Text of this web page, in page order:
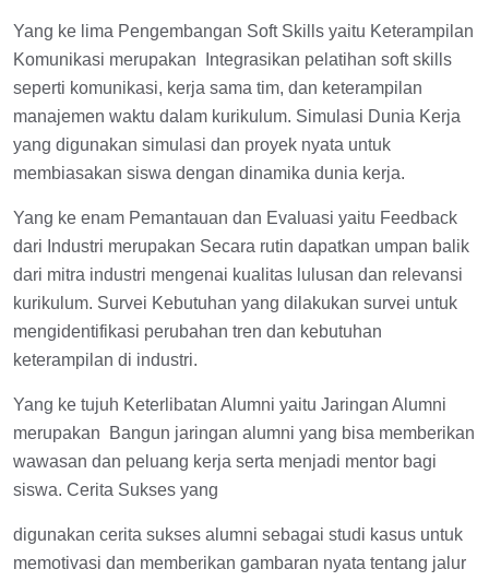
Yang ke lima Pengembangan Soft Skills yaitu Keterampilan
Komunikasi merupakan Integrasikan pelatihan soft skills
seperti komunikasi, kerja sama tim, dan keterampilan
manajemen waktu dalam kurikulum. Simulasi Dunia Kerja
yang digunakan simulasi dan proyek nyata untuk
membiasakan siswa dengan dinamika dunia kerja.
Yang ke enam Pemantauan dan Evaluasi yaitu Feedback
dari Industri merupakan Secara rutin dapatkan umpan balik
dari mitra industri mengenai kualitas lulusan dan relevansi
kurikulum. Survei Kebutuhan yang dilakukan survei untuk
mengidentifikasi perubahan tren dan kebutuhan
keterampilan di industri.
Yang ke tujuh Keterlibatan Alumni yaitu Jaringan Alumni
merupakan Bangun jaringan alumni yang bisa memberikan
wawasan dan peluang kerja serta menjadi mentor bagi
siswa. Cerita Sukses yang
digunakan cerita sukses alumni sebagai studi kasus untuk
memotivasi dan memberikan gambaran nyata tentang jalur